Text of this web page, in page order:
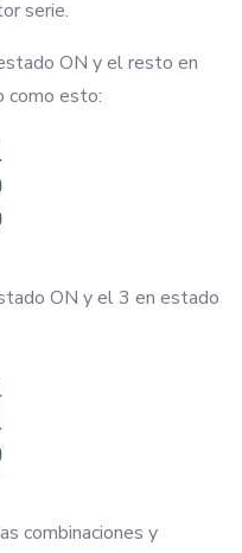
serie.
ON y el resto en
como esto:
ON y el 3 en estado
combinaciones y